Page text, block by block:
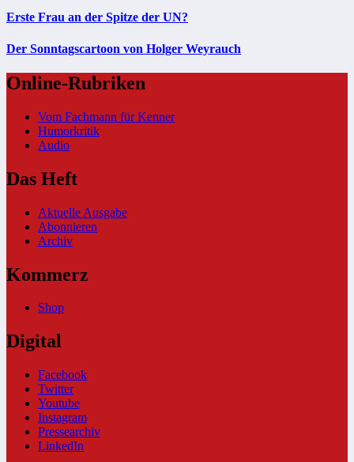
Erste Frau an der Spitze der UN?
Der Sonntagscartoon von Holger Weyrauch
Online-Rubriken
Vom Fachmann für Kenner
Humorkritik
Audio
Das Heft
Aktuelle Ausgabe
Abonnieren
Archiv
Kommerz
Shop
Digital
Facebook
Twitter
Youtube
Instagram
Pressearchiv
LinkedIn